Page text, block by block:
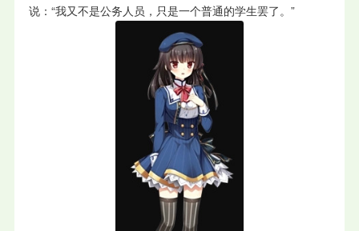
说：“我又不是公务人员，只是一个普通的学生罢了。”